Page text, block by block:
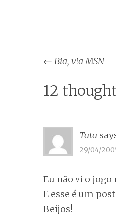
Post
← Bia, via MSN
12
Tata
29/04/
Eu não vi o jogo
E esse é um
Beijos!